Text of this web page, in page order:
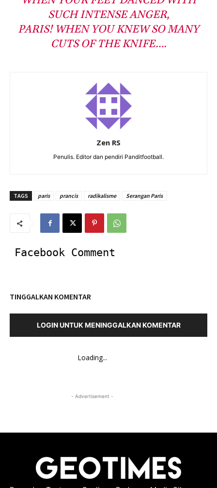
SUCH INTENSE ANGER,
PARIS! WHEN YOU KNEW SO MANY
CUTS OF THE KNIFE….
Zen RS
Penulis. Editor dan pendiri Panditfootball.
TAGS paris prancis radikalisme Serangan Paris
Facebook Comment
TINGGALKAN KOMENTAR
LOGIN UNTUK MENINGGALKAN KOMENTAR
Loading...
- Advertisement -